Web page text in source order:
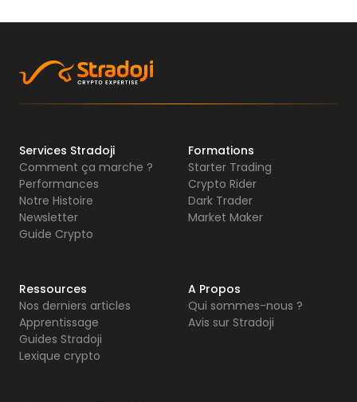
Services Stradoji
Comment ça marche ?
Performances
Notre Histoire
Newsletter
Guide Crypto
Formations
Starter Trading
Crypto Rider
Dark Trader
Market Maker
Ressources
Nos derniers articles
Apprentissage
Guides Stradoji
Lexique crypto
A Propos
Qui sommes-nous ?
Avis sur Stradoji